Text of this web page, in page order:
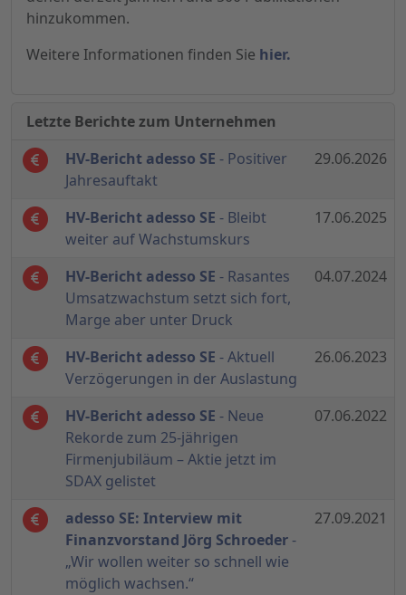
hinzukommen.
Weitere Informationen finden Sie hier.
Letzte Berichte zum Unternehmen
HV-Bericht adesso SE - Positiver
Jahresauftakt
29.06.2026
HV-Bericht adesso SE - Bleibt
weiter auf Wachstumskurs
17.06.2025
HV-Bericht adesso SE - Rasantes
Umsatzwachstum setzt sich fort,
Marge aber unter Druck
04.07.2024
HV-Bericht adesso SE - Aktuell
Verzögerungen in der Auslastung
26.06.2023
HV-Bericht adesso SE - Neue
Rekorde zum 25-jährigen
Firmenjubiläum – Aktie jetzt im
SDAX gelistet
07.06.2022
adesso SE: Interview mit
Finanzvorstand Jörg Schroeder-
„Wir wollen weiter so schnell wie
möglich wachsen.“
27.09.2021